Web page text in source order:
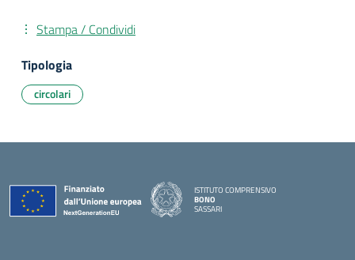
Stampa / Condividi
Tipologia
circolari
ISTITUTO COMPRENSIVO
BONO
SASSARI